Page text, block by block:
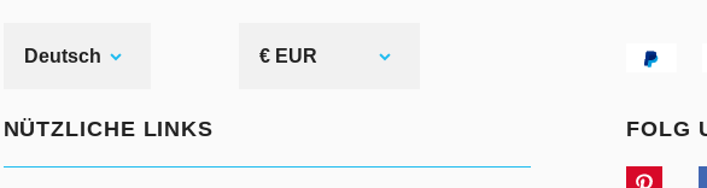
Deutsch € EUR
NÜTZLICHE LINKS FOLG